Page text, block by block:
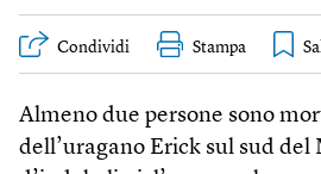
Condividi Stampa
Almeno due persone sono
dell’uragano Erick sul sud del